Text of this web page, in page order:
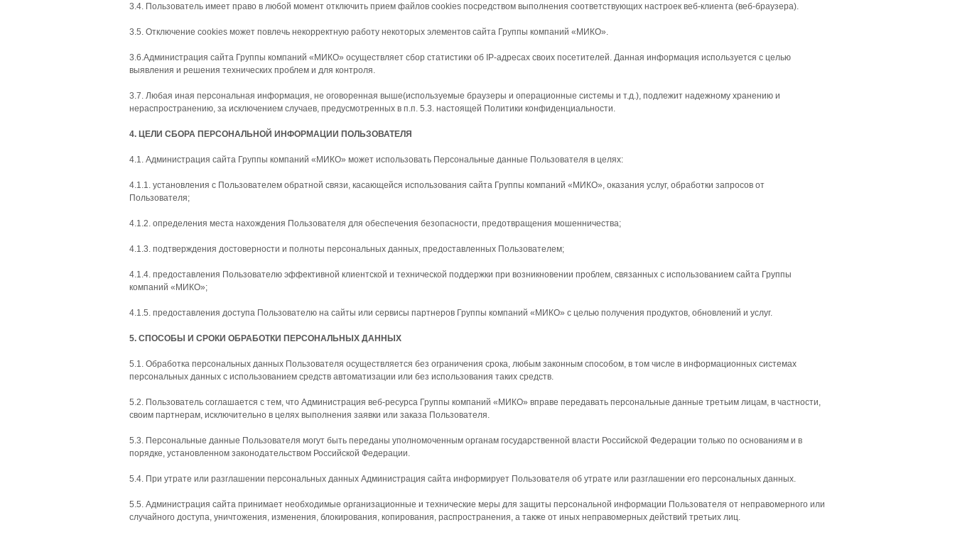
3.4. Пользователь имеет право в любой момент отключить прием файлов cookies посредством выполнения соответствующих настроек веб-клиента (веб-браузера).
3.5. Отключение cookies может повлечь некорректную работу некоторых элементов сайта Группы компаний «МИКО».
3.6.Администрация сайта Группы компаний «МИКО» осуществляет сбор статистики об IP-адресах своих посетителей. Данная информация используется с целью
выявления и решения технических проблем и для контроля.
3.7. Любая иная персональная информация, не оговоренная выше(используемые браузеры и операционные системы и т.д.), подлежит надежному хранению и
нераспространению, за исключением случаев, предусмотренных в п.п. 5.3. настоящей Политики конфиденциальности.
4. ЦЕЛИ СБОРА ПЕРСОНАЛЬНОЙ ИНФОРМАЦИИ ПОЛЬЗОВАТЕЛЯ
4.1. Администрация сайта Группы компаний «МИКО» может использовать Персональные данные Пользователя в целях:
4.1.1. установления с Пользователем обратной связи, касающейся использования сайта Группы компаний «МИКО», оказания услуг, обработки запросов от
Пользователя;
4.1.2. определения места нахождения Пользователя для обеспечения безопасности, предотвращения мошенничества;
4.1.3. подтверждения достоверности и полноты персональных данных, предоставленных Пользователем;
4.1.4. предоставления Пользователю эффективной клиентской и технической поддержки при возникновении проблем, связанных с использованием сайта Группы
компаний «МИКО»;
4.1.5. предоставления доступа Пользователю на сайты или сервисы партнеров Группы компаний «МИКО» с целью получения продуктов, обновлений и услуг.
5. СПОСОБЫ И СРОКИ ОБРАБОТКИ ПЕРСОНАЛЬНЫХ ДАННЫХ
5.1. Обработка персональных данных Пользователя осуществляется без ограничения срока, любым законным способом, в том числе в информационных системах
персональных данных с использованием средств автоматизации или без использования таких средств.
5.2. Пользователь соглашается с тем, что Администрация веб-ресурса Группы компаний «МИКО» вправе передавать персональные данные третьим лицам, в частности,
своим партнерам, исключительно в целях выполнения заявки или заказа Пользователя.
5.3. Персональные данные Пользователя могут быть переданы уполномоченным органам государственной власти Российской Федерации только по основаниям и в
порядке, установленном законодательством Российской Федерации.
5.4. При утрате или разглашении персональных данных Администрация сайта информирует Пользователя об утрате или разглашении его персональных данных.
5.5. Администрация сайта принимает необходимые организационные и технические меры для защиты персональной информации Пользователя от неправомерного или
случайного доступа, уничтожения, изменения, блокирования, копирования, распространения, а также от иных неправомерных действий третьих лиц.